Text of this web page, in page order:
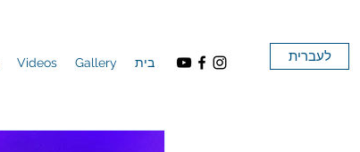
Videos Gallery בית לעברית